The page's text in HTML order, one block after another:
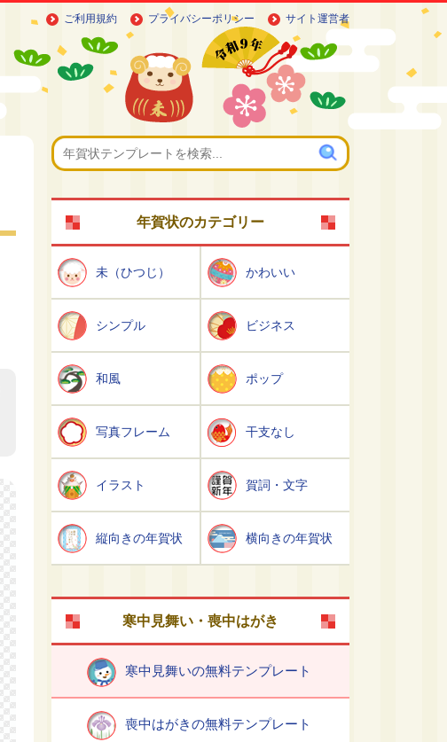
ご利用規約 プライバシーポリシー サイト運営者
年賀状のカテゴリー
未（ひつじ） かわいい
シンプル ビジネス
和風 ポップ
写真フレーム 干支なし
イラスト 賀詞・文字
縦向きの年賀状 横向きの年賀状
寒中見舞い・喪中はがき
寒中見舞いの無料テンプレート
喪中はがきの無料テンプレート